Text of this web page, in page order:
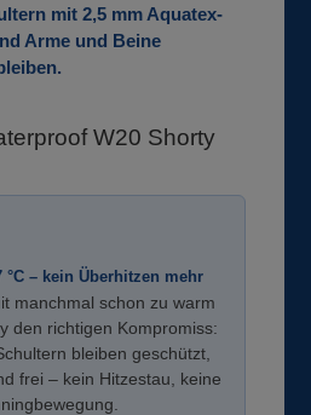
mit 2,5 mm Aquatex-
Arme und Beine
W20 Shorty
°C – kein Überhitzen mehr
manchmal schon zu warm
den richtigen Kompromiss:
bleiben geschützt,
frei – kein Hitzestau, keine